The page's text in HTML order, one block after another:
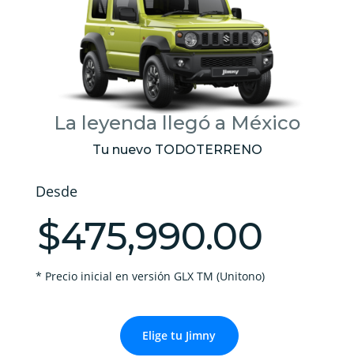
La leyenda llegó a México
Tu nuevo TODOTERRENO
Desde
$475,990.00
* Precio inicial en versión GLX TM (Unitono)
Elige tu Jimny